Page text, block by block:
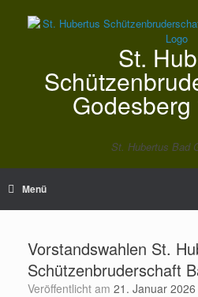
St.
Godesberg
St. Hubertus Bad
Menü
Vorstandswahlen St.
Schützenbruderschaft
Veröffentlicht am 21. Januar 2026